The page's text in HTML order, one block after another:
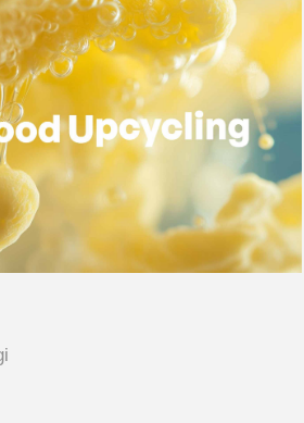
spørgsmål
til tilmelding, forplejning,
m.m.
Foncillas
kan vi hjælpe
dig med?